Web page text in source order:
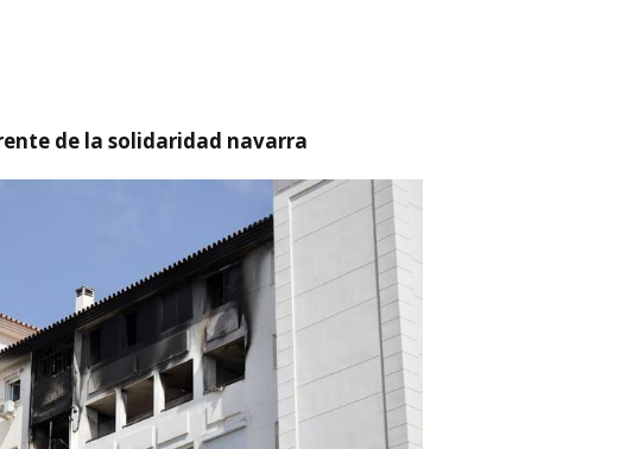
de la solidaridad navarra